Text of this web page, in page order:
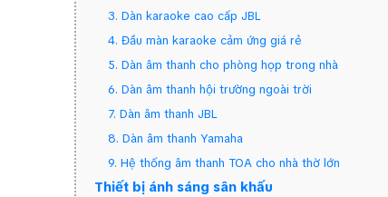
3. Dàn karaoke cao cấp JBL
4. Đầu màn karaoke cảm ứng giá rẻ
5. Dàn âm thanh cho phòng họp trong nhà
6. Dàn âm thanh hội trường ngoài trời
7. Dàn âm thanh JBL
8. Dàn âm thanh Yamaha
9. Hệ thống âm thanh TOA cho nhà thờ lớn
Thiết bị ánh sáng sân khấu